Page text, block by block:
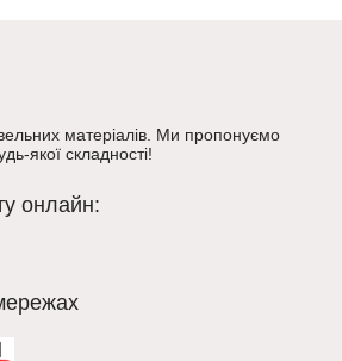
матеріалів. Ми пропонуємо
якої складності!
онлайн: